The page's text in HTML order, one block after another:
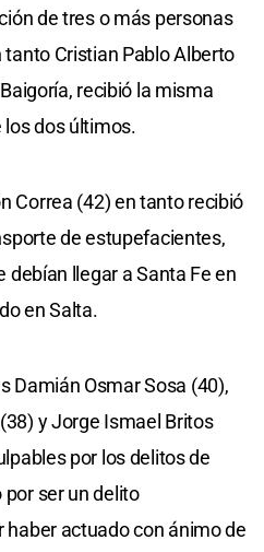
de tres o más personas
Cristian Pablo Alberto
recibió la misma
los dos últimos.
Correa (42) en tanto recibió
de estupefacientes,
debían llegar a Santa Fe en
en Salta.
Damián Osmar Sosa (40),
y Jorge Ismael Britos
por los delitos de
ser un delito
actuado con ánimo de